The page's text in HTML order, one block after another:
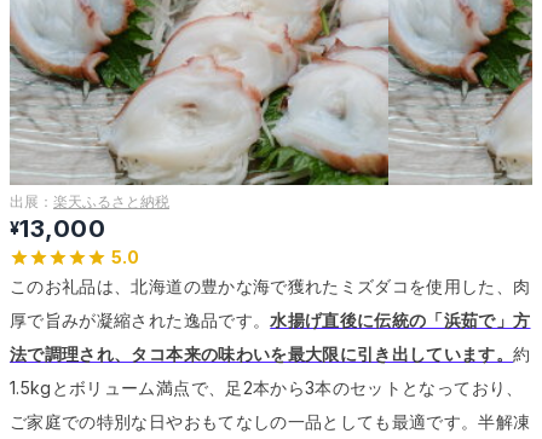
出展： 楽天ふるさと納税
¥13,000
5.0
このお礼品は、北海道の豊かな海で獲れたミズダコを使用した、肉
厚で旨みが凝縮された逸品です。水揚げ直後に伝統の「浜茹で」方
法で調理され、タコ本来の味わいを最大限に引き出しています。約
1.5kgとボリューム満点で、足2本から3本のセットとなっており、
ご家庭での特別な日やおもてなしの一品としても最適です。半解凍